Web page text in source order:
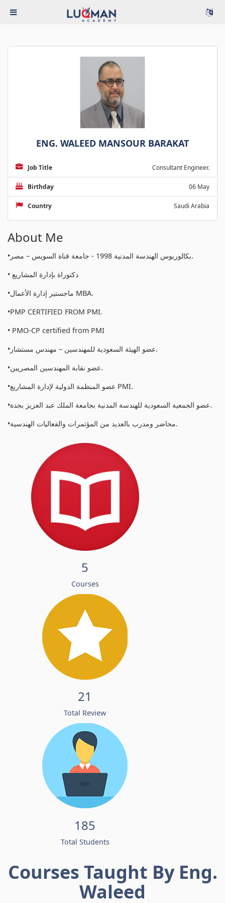
ENG. WALEED MANSOUR BARAKAT
Job Title Consultant Engineer.
Birthday 06 May
Country Saudi Arabia
About Me
•بكالوريوس الهندسة المدنية 1998 - جامعة قناة السويس – مصر.
• دكتوراة بإدارة المشاريع
•ماجستير إدارة الأعمال MBA.
•PMP CERTIFIED FROM PMI.
• PMO-CP certified from PMI
•عضو الهيئة السعودية للمهندسين – مهندس مستشار.
•عضو نقابة المهندسين المصريين.
•عضو المنظمة الدولية لإدارة المشاريع PMI.
•عضو الجمعية السعودية للهندسة المدنية بجامعة الملك عبد العزيز بجدة.
•محاضر ومدرب بالعديد من المؤتمرات والفعاليات الهندسية.
5
Courses
21
Total Review
185
Total Students
Courses Taught By Eng.
Waleed